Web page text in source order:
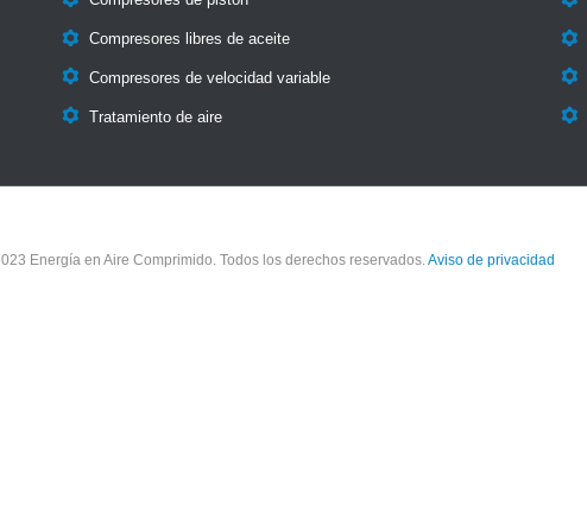
 Compresores libres de aceite
 Compresores de velocidad variable
 Tratamiento de aire



Energía en Aire Comprimido. Todos los derechos reservados.Aviso de privacidad